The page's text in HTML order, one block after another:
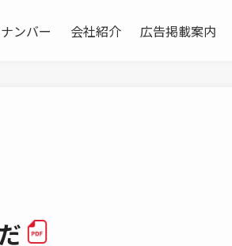
ンバー 会社紹介 広告掲載案内